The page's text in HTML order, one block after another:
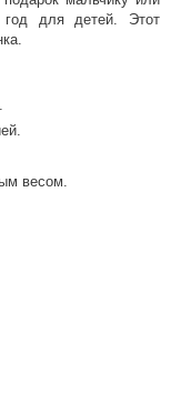
год для детей. Этот
весом.